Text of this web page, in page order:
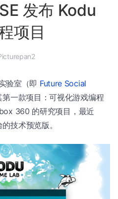
发布 Kodu
项目
验室（即 Future Social
第一款项目：可视化游戏编程
360 的研究项目，最近
技术预览版。